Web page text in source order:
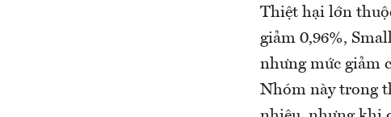
Thiệt hại lớn
giảm 0,96%,
nhưng mức giảm
Nhóm này trong